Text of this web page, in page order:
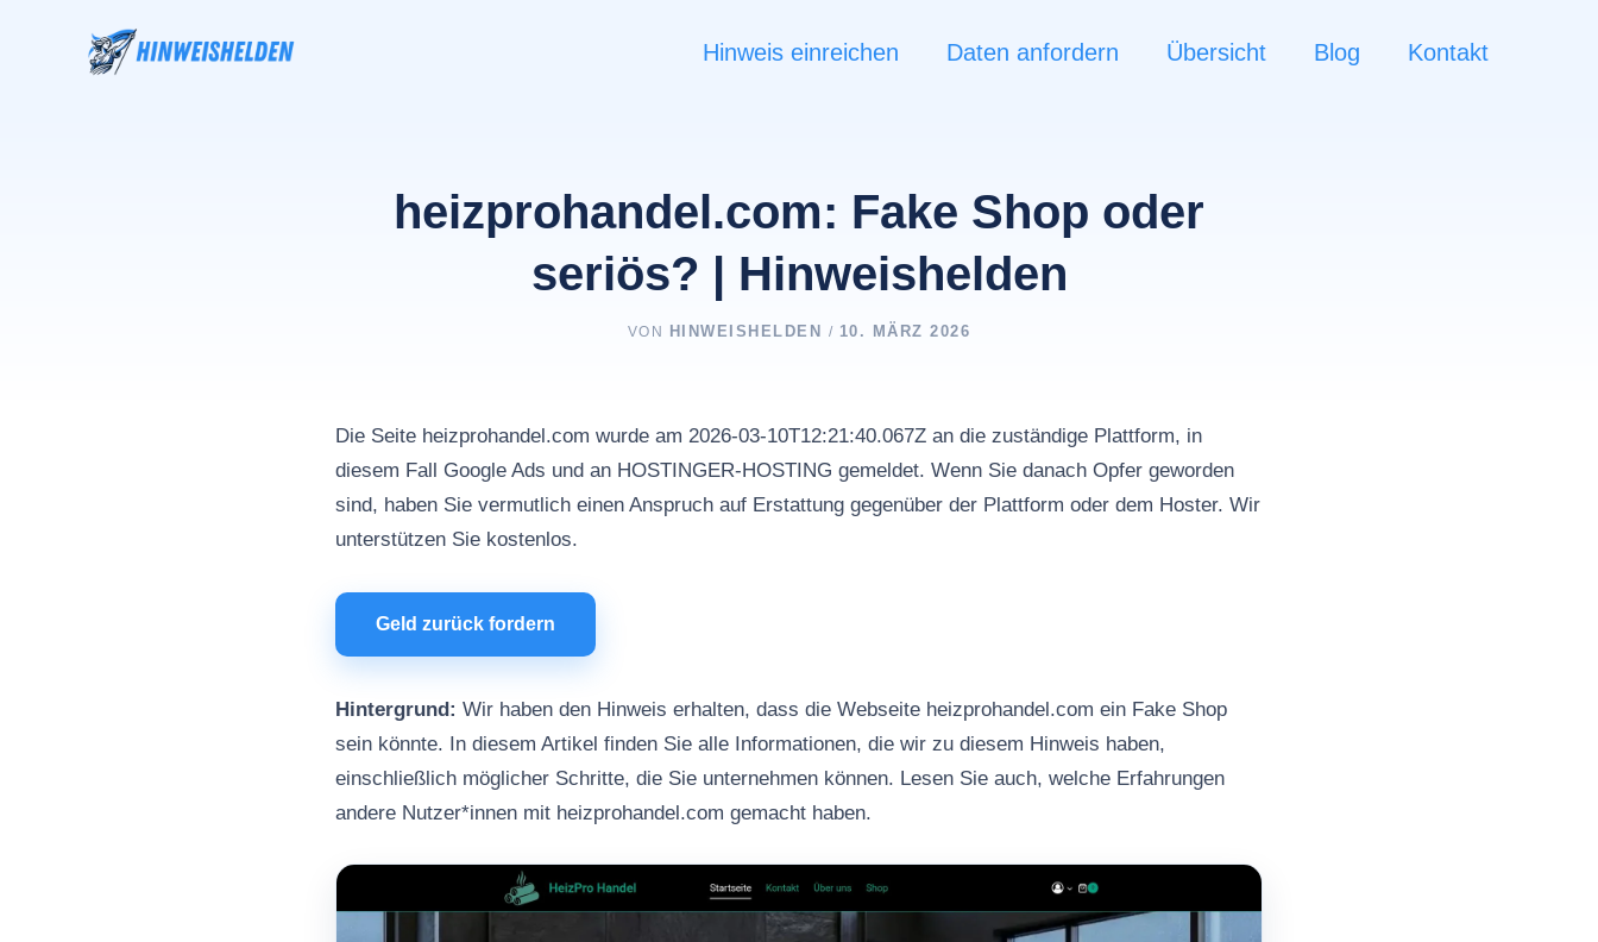
Hinweis einreichen Daten anfordern Übersicht Blog Kontakt
heizprohandel.com: Fake Shop oder
seriös? | Hinweishelden
VON HINWEISHELDEN / 10. MÄRZ 2026
Die Seite heizprohandel.com wurde am 2026-03-10T12:21:40.067Z an die zuständige Plattform, in
diesem Fall Google Ads und an HOSTINGER-HOSTING gemeldet. Wenn Sie danach Opfer geworden
sind, haben Sie vermutlich einen Anspruch auf Erstattung gegenüber der Plattform oder dem Hoster. Wir
unterstützen Sie kostenlos.
Geld zurück fordern
Hintergrund: Wir haben den Hinweis erhalten, dass die Webseite heizprohandel.com ein Fake Shop
sein könnte. In diesem Artikel finden Sie alle Informationen, die wir zu diesem Hinweis haben,
einschließlich möglicher Schritte, die Sie unternehmen können. Lesen Sie auch, welche Erfahrungen
andere Nutzer*innen mit heizprohandel.com gemacht haben.